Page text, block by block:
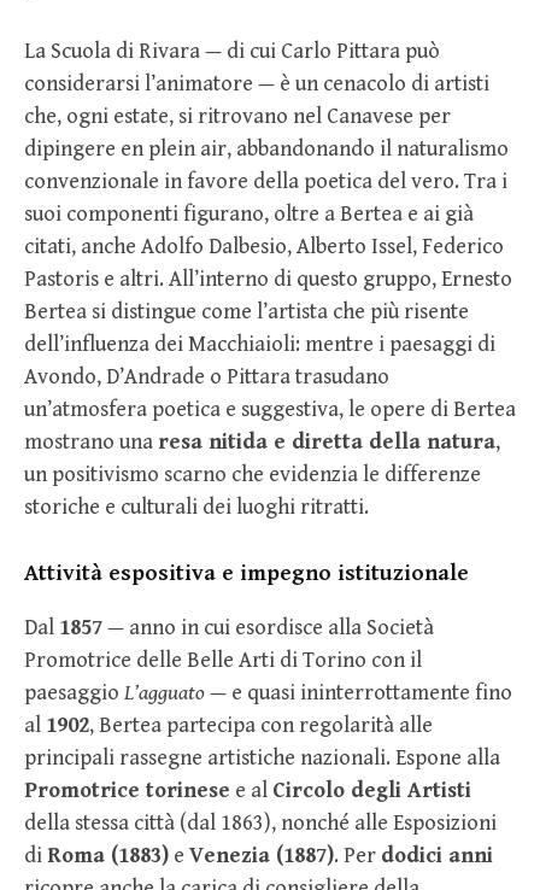
La Scuola di Rivara — di cui Carlo Pittara può
considerarsi l’animatore — è un cenacolo di artisti
che, ogni estate, si ritrovano nel Canavese per
dipingere en plein air, abbandonando il naturalismo
convenzionale in favore della poetica del vero. Tra i
suoi componenti figurano, oltre a Bertea e ai già
citati, anche Adolfo Dalbesio, Alberto Issel, Federico
Pastoris e altri. All’interno di questo gruppo, Ernesto
Bertea si distingue come l’artista che più risente
dell’influenza dei Macchiaioli: mentre i paesaggi di
Avondo, D’Andrade o Pittara trasudano
un’atmosfera poetica e suggestiva, le opere di Bertea
mostrano una resa nitida e diretta della natura,
un positivismo scarno che evidenzia le differenze
storiche e culturali dei luoghi ritratti.
Attività espositiva e impegno istituzionale
Dal 1857— anno in cui esordisce alla Società
Promotrice delle Belle Arti di Torino con il
paesaggio L’agguato— e quasi ininterrottamente fino
al 1902, Bertea partecipa con regolarità alle
principali rassegne artistiche nazionali. Espone alla
Promotrice torinese e al Circolo degli Artisti
della stessa città (dal 1863), nonché alle Esposizioni
diRoma (1883) e Venezia (1887). Per dodici anni